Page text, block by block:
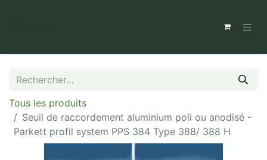
Tous les produits
Seuil de raccordement aluminium poli ou anodisé -
Parkett profil system PPS 384 Type 388/ 388 H